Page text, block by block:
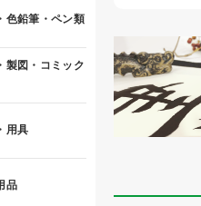
色鉛筆・ペン類
製図・コミック
用具
品